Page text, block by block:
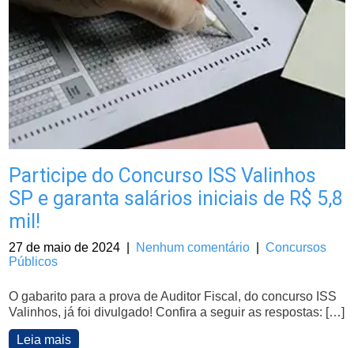
Participe do Concurso ISS Valinhos
SP e garanta salários iniciais de R$ 5,8
mil!
27 de maio de 2024 Nenhum comentário |Concursos
Públicos
O gabarito para a prova de Auditor Fiscal, do concurso ISS
Valinhos, já foi divulgado! Confira a seguir as respostas: […]
Leia mais